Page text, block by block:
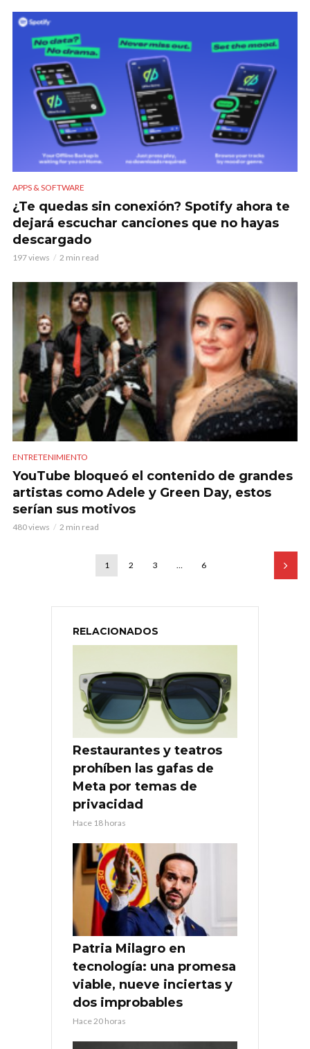
APPS & SOFTWARE
¿Te quedas sin conexión? Spotify ahora te
dejará escuchar canciones que no hayas
descargado
197 views 2 min read
ENTRETENIMIENTO
YouTube bloqueó el contenido de grandes
artistas como Adele y Green Day, estos
serían sus motivos
480 views 2 min read
1 2 3 … 6
RELACIONADOS
Restaurantes y teatros
prohíben las gafas de
Meta por temas de
privacidad
Hace 18 horas
Patria Milagro en
tecnología: una promesa
viable, nueve inciertas y
dos improbables
Hace 20 horas